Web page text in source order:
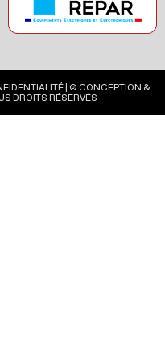
| © CONCEPTION &
DROITS RÉSERVÉS